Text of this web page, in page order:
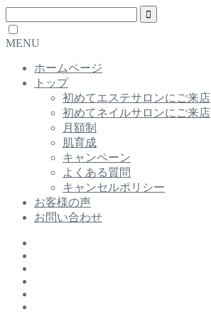
MENU
ホームページ
トップ
初めてエステサロンにご来店
初めてネイルサロンにご来店
月額制
肌育成
キャンペーン
よくある質問
キャンセルポリシー
お客様の声
お問い合わせ